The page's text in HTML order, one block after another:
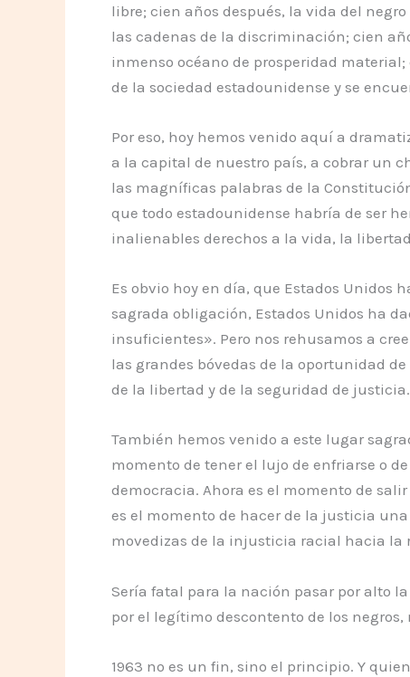
libre; cien años después, la vida del
las cadenas de la discriminación; cien
inmenso océano de prosperidad
de la sociedad estadounidense y se
Por eso, hoy hemos venido aquí a
a la capital de nuestro país, a cobrar un
las magníficas palabras de la
que todo estadounidense habría de ser
inalienables derechos a la vida, la
Es obvio hoy en día, que Estados Unidos
sagrada obligación, Estados Unidos ha
insuficientes». Pero nos rehusamos a
las grandes bóvedas de la oportunidad
de la libertad y de la seguridad de justicia.
También hemos venido a este lugar
momento de tener el lujo de enfriarse o
democracia. Ahora es el momento de
es el momento de hacer de la justicia
movedizas de la injusticia racial hacia la
Sería fatal para la nación pasar por alto
por el legítimo descontento de los
1963 no es un fin, sino el principio. Y